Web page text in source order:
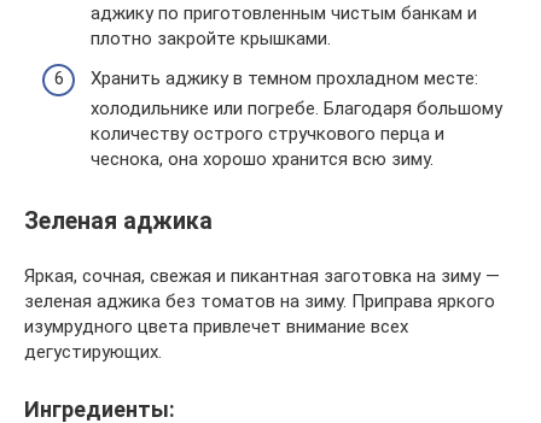
аджику по приготовленным чистым банкам и
плотно закройте крышками.
Хранить аджику в темном прохладном месте:
холодильнике или погребе. Благодаря большому
количеству острого стручкового перца и
чеснока, она хорошо хранится всю зиму.
Зеленая аджика
Яркая, сочная, свежая и пикантная заготовка на зиму —
зеленая аджика без томатов на зиму. Приправа яркого
изумрудного цвета привлечет внимание всех
дегустирующих.
Ингредиенты: